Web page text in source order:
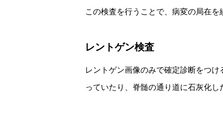
この検査を行うことで、病変の局在を
レントゲン検査
レントゲン画像のみで確定診断をつ
っていたり、脊髄の通り道に石灰化